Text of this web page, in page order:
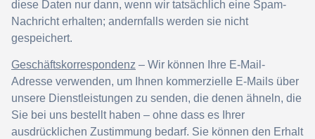
diese Daten nur dann, wenn wir tatsächlich eine Spam-
Nachricht erhalten; andernfalls werden sie nicht
gespeichert.
Geschäftskorrespondenz – Wir können Ihre E-Mail-
Adresse verwenden, um Ihnen kommerzielle E-Mails über
unsere Dienstleistungen zu senden, die denen ähneln, die
Sie bei uns bestellt haben – ohne dass es Ihrer
ausdrücklichen Zustimmung bedarf. Sie können den Erhalt